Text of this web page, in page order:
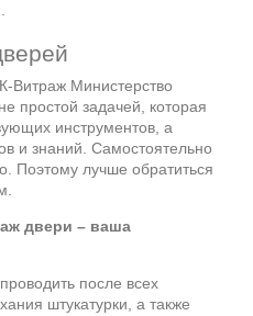
Витраж Министерство
простой задачей, которая
инструментов, а
и знаний. Самостоятельно
Поэтому лучше обратиться
двери – ваша
после всех
штукатурки, а также